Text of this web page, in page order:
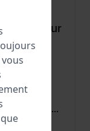
pour
parMiriam
vous
pour
pour fem...